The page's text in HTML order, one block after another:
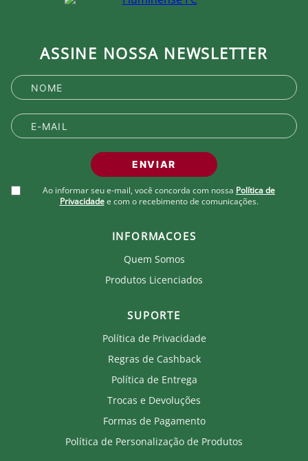
ASSINE NOSSA NEWSLETTER
ENVIAR
Ao informar seu e-mail, você concorda com nossa Política de
Privacidade e com o recebimento de comunicações.
INFORMACOES
Quem Somos
Produtos Licenciados
SUPORTE
Política de Privacidade
Regras de Cashback
Política de Entrega
Trocas e Devoluções
Formas de Pagamento
Política de Personalização de Produtos